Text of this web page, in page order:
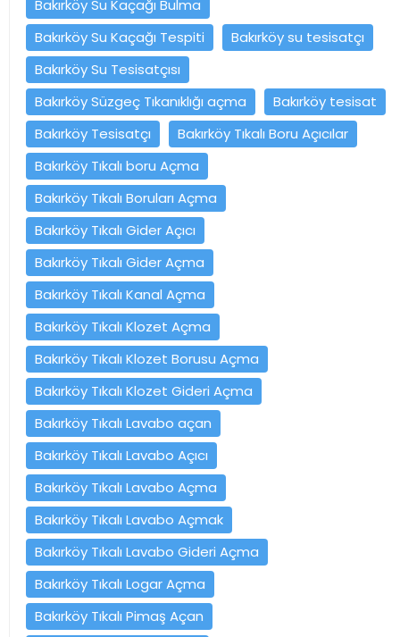
Bakırköy Su Kaçağı Bulma
Bakırköy Su Kaçağı Tespiti
Bakırköy su tesisatçı
Bakırköy Su Tesisatçısı
Bakırköy Süzgeç Tıkanıklığı açma
Bakırköy tesisat
Bakırköy Tesisatçı
Bakırköy Tıkalı Boru Açıcılar
Bakırköy Tıkalı boru Açma
Bakırköy Tıkalı Boruları Açma
Bakırköy Tıkalı Gider Açıcı
Bakırköy Tıkalı Gider Açma
Bakırköy Tıkalı Kanal Açma
Bakırköy Tıkalı Klozet Açma
Bakırköy Tıkalı Klozet Borusu Açma
Bakırköy Tıkalı Klozet Gideri Açma
Bakırköy Tıkalı Lavabo açan
Bakırköy Tıkalı Lavabo Açıcı
Bakırköy Tıkalı Lavabo Açma
Bakırköy Tıkalı Lavabo Açmak
Bakırköy Tıkalı Lavabo Gideri Açma
Bakırköy Tıkalı Logar Açma
Bakırköy Tıkalı Pimaş Açan